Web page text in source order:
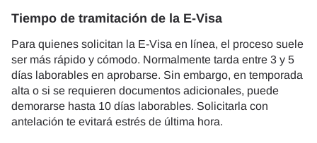
Tiempo de tramitación de la E-Visa
Para quienes solicitan la E-Visa en línea, el proceso suele
ser más rápido y cómodo. Normalmente tarda entre 3 y 5
días laborables en aprobarse. Sin embargo, en temporada
alta o si se requieren documentos adicionales, puede
demorarse hasta 10 días laborables. Solicitarla con
antelación te evitará estrés de última hora.